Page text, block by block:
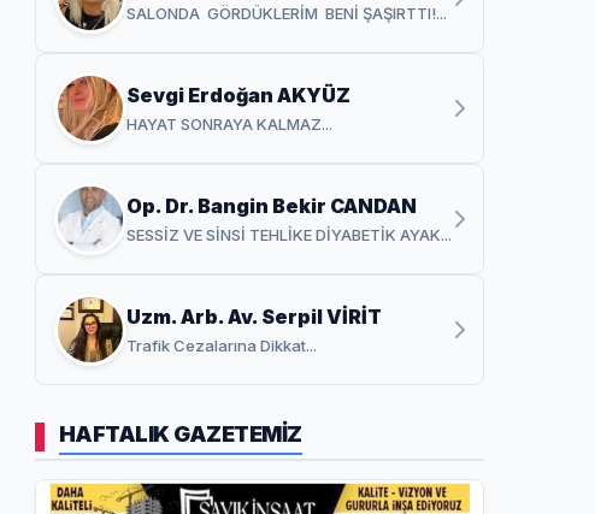
SALONDA GÖRDÜKLERİM BENİ ŞAŞIRTTI!...
Sevgi Erdoğan AKYÜZ
HAYAT SONRAYA KALMAZ...
Op. Dr. Bangin Bekir CANDAN
SESSİZ VE SİNSİ TEHLİKE DİYABETİK AYAK...
Uzm. Arb. Av. Serpil VİRİT
Trafik Cezalarına Dikkat...
HAFTALIK GAZETEMİZ